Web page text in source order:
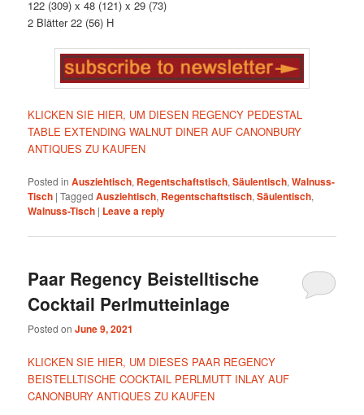
122 (309) x 48 (121) x 29 (73)
2 Blätter 22 (56) H
KLICKEN SIE HIER, UM DIESEN REGENCY PEDESTAL
TABLE EXTENDING WALNUT DINER AUF CANONBURY
ANTIQUES ZU KAUFEN
Posted in Ausziehtisch, Regentschaftstisch,Säulentisch,Walnuss-
Tisch |Tagged Ausziehtisch, Regentschaftstisch,Säulentisch,
Walnuss-Tisch | Leave a reply
Paar Regency Beistelltische
Cocktail Perlmutteinlage
Posted onJune 9, 2021
KLICKEN SIE HIER, UM DIESES PAAR REGENCY
BEISTELLTISCHE COCKTAIL PERLMUTT INLAY AUF
CANONBURY ANTIQUES ZU KAUFEN